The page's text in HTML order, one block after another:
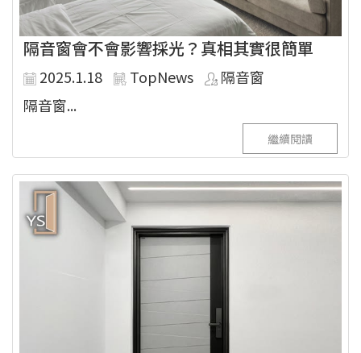
隔音窗會不會影響採光？真相其實很簡單
2025.1.18 TopNews
隔音窗
隔音窗...
繼續閱讀